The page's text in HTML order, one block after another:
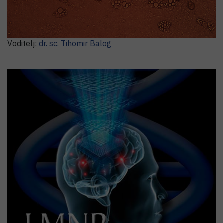
Laboratorij za metabolizam i starenje
Voditelj: dr. sc. Tihomir Balog
Laboratorij za molekularnu neuropsihijatriju